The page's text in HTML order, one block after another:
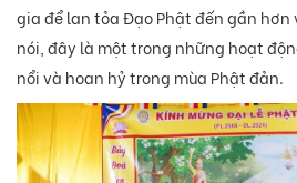
gia để lan tỏa Đạo Phật đến gần hơn
nói, đây là một trong những hoạt
nổi và hoan hỷ trong mùa Phật đản.